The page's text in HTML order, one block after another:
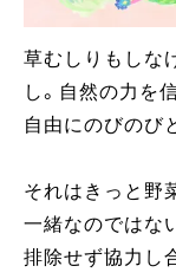
草むしりもしな
し。自然の力を
自由にのびのび
それはきっと野
一緒なのではな
排除せず協力し